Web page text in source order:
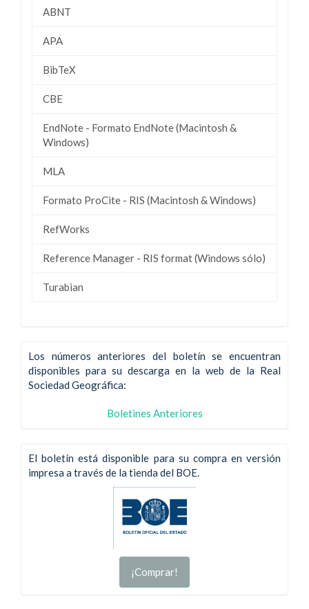
ABNT
APA
BibTeX
CBE
EndNote - Formato EndNote (Macintosh &
Windows)
MLA
Formato ProCite - RIS (Macintosh & Windows)
RefWorks
Reference Manager - RIS format (Windows sólo)
Turabian
Los números anteriores del boletín se encuentran
disponibles para su descarga en la web de la Real
Sociedad Geográfica:
Boletines Anteriores
El boletín está disponible para su compra en versión
impresa a través de la tienda del BOE.
¡Comprar!